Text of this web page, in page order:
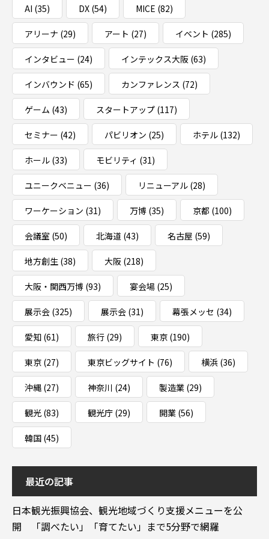
AI (35) DX (54) MICE (82)
アリーナ (29) アート (27) イベント (285)
インタビュー (24) インテックス大阪 (63)
インバウンド (65) カンファレンス (72)
ゲーム (43) スタートアップ (117)
セミナー (42) パビリオン (25) ホテル (132)
ホール (33) モビリティ (31)
ユニークベニュー (36) リニューアル (28)
ワーケーション (31) 万博 (35) 京都 (100)
会議室 (50) 北海道 (43) 名古屋 (59)
地方創生 (38) 大阪 (218)
大阪・関西万博 (93) 宴会場 (25)
展示会 (325) 展示会 (31) 幕張メッセ (34)
愛知 (61) 旅行 (29) 東京 (190)
東京 (27) 東京ビッグサイト (76) 横浜 (36)
沖縄 (27) 神奈川 (24) 製造業 (29)
観光 (83) 観光庁 (29) 開業 (56)
韓国 (45)
最近の記事
日本観光振興協会、観光地域づくり支援メニューを公
開 「調べたい」「育てたい」まで5分野で網羅